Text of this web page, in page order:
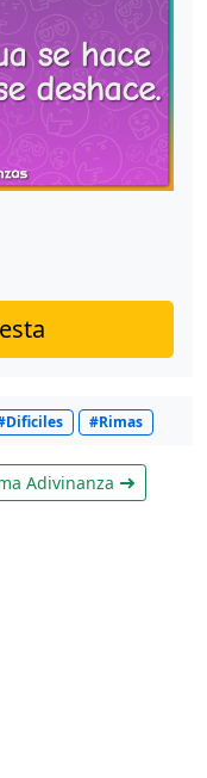
#Rimas
Adivinanza